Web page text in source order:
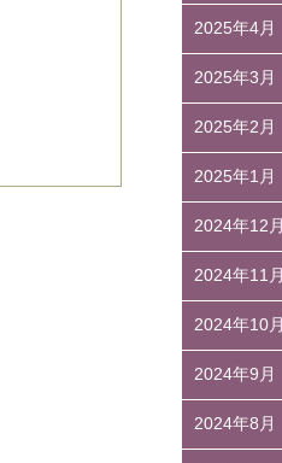
2025年4月
2025年3月
2025年2月
2025年1月
2024年12月
2024年11月
2024年10月
2024年9月
2024年8月